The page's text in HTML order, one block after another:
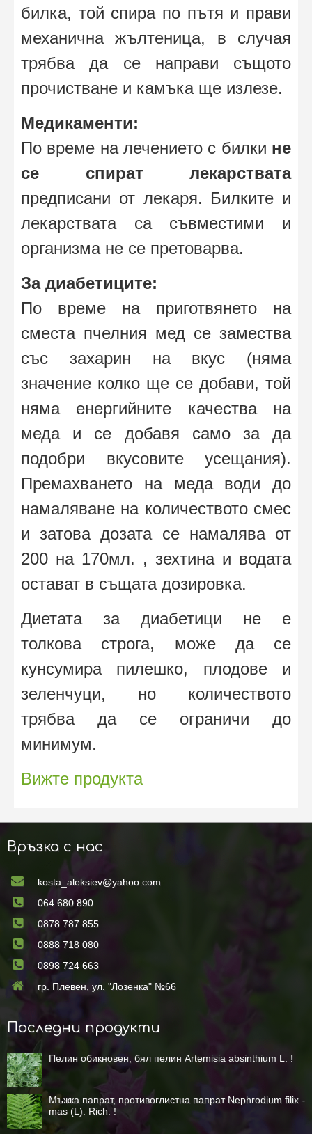
билка, той спира по пътя и прави
механична жълтеница, в случая
трябва да се направи същото
прочистване и камъка ще излезе.
Медикаменти:
По време на лечението с билки не
се спират лекарствата
предписани от лекаря. Билките и
лекарствата са съвместими и
организма не се претоварва.
За диабетиците:
По време на приготвянето на
сместа пчелния мед се замества
със захарин на вкус (няма
значение колко ще се добави, той
няма енергийните качества на
меда и се добавя само за да
подобри вкусовите усещания).
Премахването на меда води до
намаляване на количеството смес
и затова дозата се намалява от
200 на 170мл. , зехтина и водата
остават в същата дозировка.
Диетата за диабетици не е
толкова строга, може да се
кунсумира пилешко, плодове и
зеленчуци, но количеството
трябвада се ограничи до
минимум.
Вижте продукта
Връзка с нас
kosta_aleksiev@yahoo.com
064 680 890
0878 787 855
0888 718 080
0898 724 663
гр. Плевен, ул. "Лозенка" №66
Последни продукти
Пелин обикновен, бял пелин Artemisia absinthium L. !
Мъжка папрат, противоглистна папрат Nephrodium filix -
mas (L). Rich. !